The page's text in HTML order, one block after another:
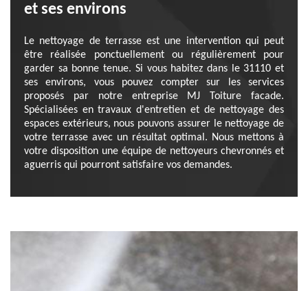
et ses environs
Le nettoyage de terrasse est une intervention qui peut
être réalisée ponctuellement ou régulièrement pour
garder sa bonne tenue. Si vous habitez dans le 31110 et
ses environs, vous pouvez compter sur les services
proposés par notre entreprise MJ Toiture facade.
Spécialisées en travaux d'entretien et de nettoyage des
espaces extérieurs, nous pouvons assurer le nettoyage de
votre terrasse avec un résultat optimal. Nous mettons à
votre disposition une équipe de nettoyeurs chevronnés et
aguerris qui pourront satisfaire vos demandes.